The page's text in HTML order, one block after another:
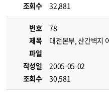
조회수
32,881
번호
78
제목
대전본부, 산간벽지
파일
작성일
2005-05-02
조회수
30,581